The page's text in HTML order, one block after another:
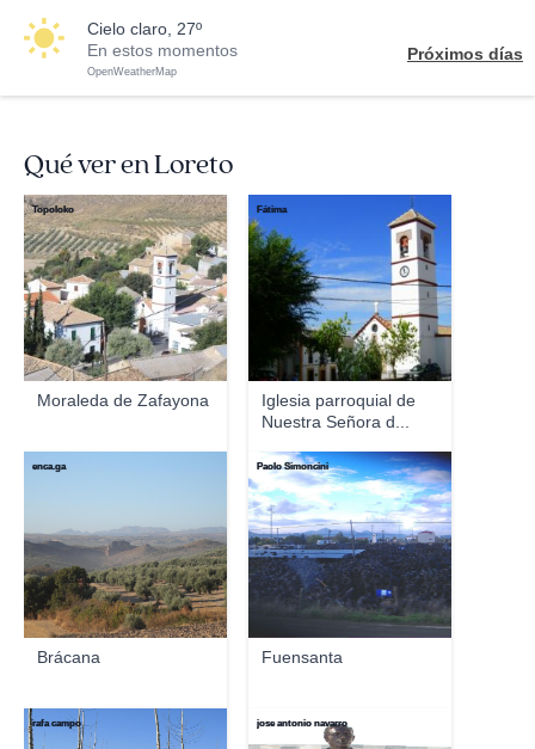
cielo claro, 27º
En estos momentos
OpenWeatherMap
Próximos días
Qué ver en Loreto
Moraleda de Zafayona
Topoloko
Iglesia parroquial de
Nuestra Señora d...
Fátima
Brácana
enca.ga
Fuensanta
Paolo Simoncini
rafa campo jose antonio navarro